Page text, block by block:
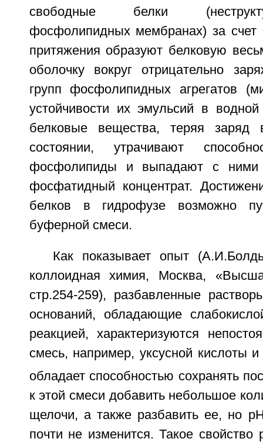
свободные белки
фосфолипидных мембранах) за счет
притяжения образуют белковую
оболочку вокруг отрицательно
групп фосфолипидных агрегатов
устойчивости их эмульсий в
белковые вещества, теряя заряд
состоянии, утрачивают
фосфолипиды и выпадают с ними
фосфатидный концентрат.
белков в гидрофузе возможно
буферной смеси.
Как показывает опыт
коллоидная химия, Москва,
стр.254-259), разбавленные
оснований, обладающие
реакцией, характеризуются
смесь, например, уксусной кислоты
обладает способностью сохранять
к этой смеси добавить небольшое
щелочи, а также разбавить ее, но
почти не изменится. Такое свойство